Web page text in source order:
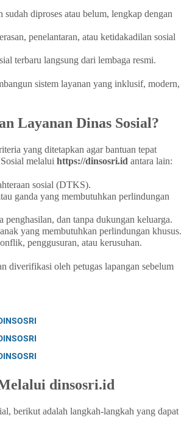
sudah diproses atau belum, lengkap dengan
penelantaran, atau ketidakadilan sosial
terbaru langsung dari lembaga resmi.
sistem layanan yang inklusif, modern,
Layanan Dinas Sosial?
yang ditetapkan agar bantuan tepat
melalui https://dinsosri.id antara lain:
sosial (DTKS).
ganda yang membutuhkan perlindungan
penghasilan, dan tanpa dukungan keluarga.
yang membutuhkan perlindungan khusus.
penggusuran, atau kerusuhan.
diverifikasi oleh petugas lapangan sebelum
dinsosri.id
berikut adalah langkah-langkah yang dapat